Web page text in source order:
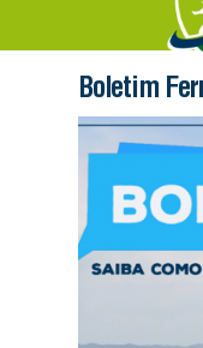
Boletim